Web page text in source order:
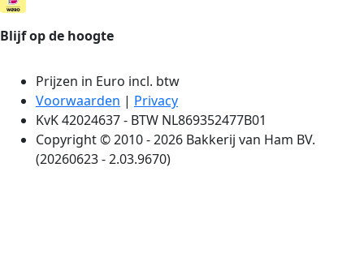
Blijf op de hoogte
Prijzen in Euro incl. btw
Voorwaarden | Privacy
KvK 42024637 - BTW NL869352477B01
Copyright © 2010 - 2026 Bakkerij van Ham BV.
(20260623 - 2.03.9670)